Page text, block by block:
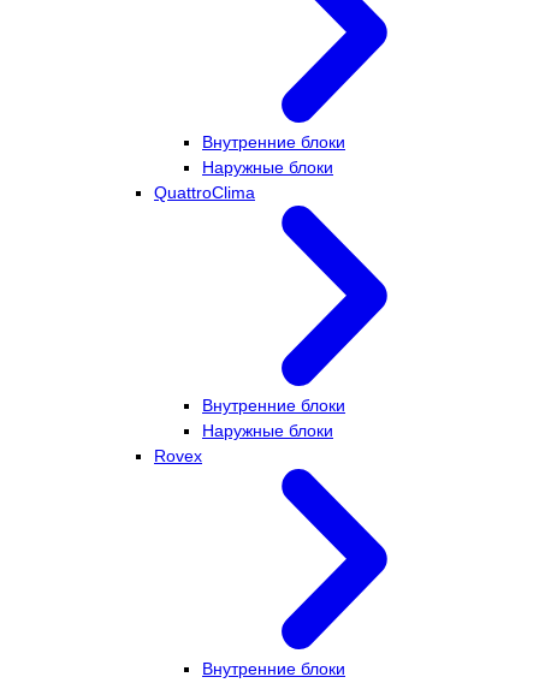
Внутренние блоки
Наружные блоки
QuattroClima
Внутренние блоки
Наружные блоки
Rovex
Внутренние блоки